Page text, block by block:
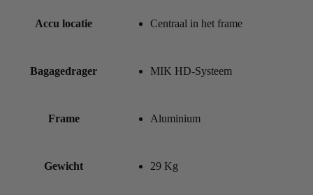
Accu locatie Centraal in het frame
Bagagedrager MIK HD-Systeem
Frame Aluminium
Gewicht 29 Kg